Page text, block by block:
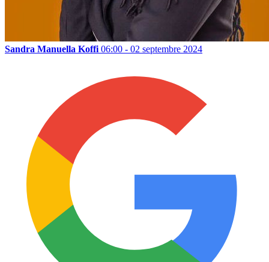
Sandra Manuella Koffi 06:00 - 02 septembre 2024